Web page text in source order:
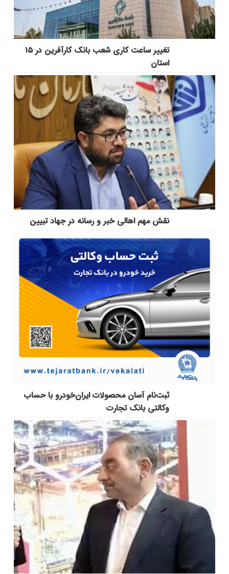
تغییر ساعت کاری شعب بانک کارآفرین در ۱۵
استان
نقش مهم اهالی خبر و رسانه در جهاد تبیین
ثبت‌نام آسان محصولات ایران‌خودرو با حساب
وکالتی بانک تجارت